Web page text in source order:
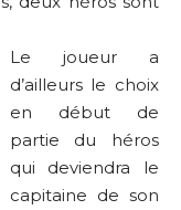
Le joueur a
d’ailleurs le choix
en début de
partie du héros
qui deviendra le
capitaine de son